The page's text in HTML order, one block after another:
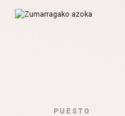
Ir directamente al
PUESTO